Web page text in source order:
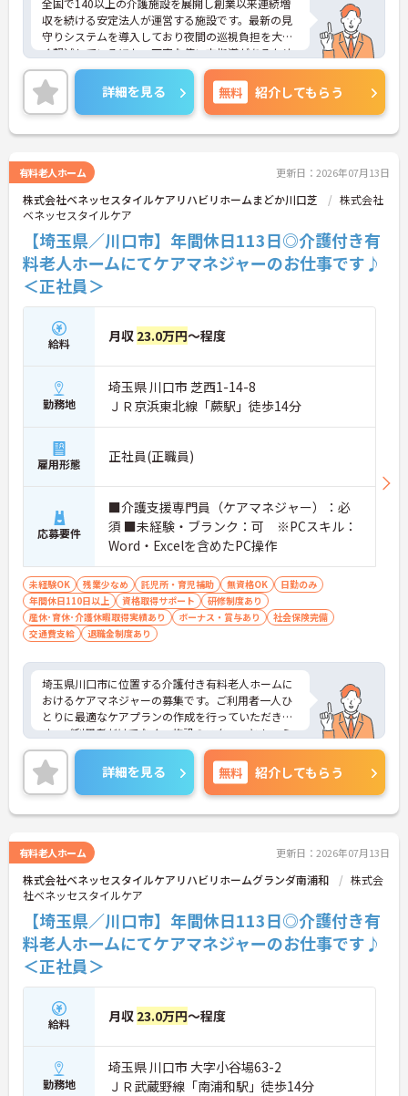
収を続ける安定法人が運営する施設です。最新の見
守りシステムを導入しており夜間の巡視負担を大き
く軽減しているほか、丁寧な使い方指導があるため
安心して業務を始められます。月平均残業10時間程
度、住宅手当や子供手当、1食300円の食事補助など
生活を支える福利厚生が大変充実しています。『ハ
タラクエール2023』の認証も取得しており、資格取
得支援や職種別研修制度を通じて着実なキャリアア
分に活かし、ご自身の生活も大切にしながら長期的
に活躍できるおすすめの環境です。
★おすすめPOINT★
【安定した経営基盤とキャリア支援】
・全国140以上の施設を展開し連続増収を続ける安
定法人が運営しています
・資格取得支援や職種別研修制度があり有資格者の
スキルアップを応援しています
しの良い環境です
【最新設備による負担軽減と働きやすさ】
・最新の見守りシステム導入により夜勤時の巡視の
手間を大きく軽減しています
・機器の導入にあたっては誰でも使いこなせるよう
丁寧な指導を実施しています
【生活を支える充実の福利厚生】
・住宅手当や子供手当などご家族の生活もサポート
する手当を完備しています
意しています
詳細を見る 無料 紹介してもらう
有料老人ホーム 更新日：2026年07月13日
株式会社ベネッセスタイルケアリハビリホームまどか川口芝
株式会社
ベネッセスタイルケア
【埼玉県／川口市】年間休日113日◎介護付き有
料老人ホームにてケアマネジャーのお仕事です♪
＜正社員＞
給料 月収 23.0万円～程度
勤務地
埼玉県 川口市 芝西1-14-8
ＪＲ京浜東北線「蕨駅」徒歩14分
雇用形態 正社員(正職員)
応募要件
■介護支援専門員（ケアマネジャー）：必
須 ■未経験・ブランク：可 ※PCスキル：
Word・Excelを含めたPC操作
未経験OK 残業少なめ 託児所・育児補助 無資格OK
日勤のみ
年間休日110日以上
資格取得サポート
研修制度あり
産休･育休･介護休暇取得実績あり
ボーナス・賞与あり
社会保険完備
交通費支給
退職金制度あり
埼玉県川口市に位置する介護付き有料老人ホームに
おけるケアマネジャーの募集です。ご利用者一人ひ
とりに最適なケアプランの作成を行っていただきま
す。ご利用者だけでなく、施設のスタッフともコミ
ュニケーションも円滑にとっていただける方を募集
しています。
年間休日113日もあり、プライベートを大切にしな
がらご勤務いただけます。また、福利厚生が充実し
ています。働きやすい環境が整っており、長くご勤
ご興味のある方には、面接対策ポイントなど、さら
に詳細をお話しいたしますのでお気軽にご相談くだ
さい！
詳細を見る 無料 紹介してもらう
有料老人ホーム 更新日：2026年07月13日
株式会社ベネッセスタイルケアリハビリホームグランダ南浦和
株式会
社ベネッセスタイルケア
【埼玉県／川口市】年間休日113日◎介護付き有
料老人ホームにてケアマネジャーのお仕事です♪
＜正社員＞
給料 月収 23.0万円～程度
勤務地
埼玉県 川口市 大字小谷場63-2
ＪＲ武蔵野線「南浦和駅」徒歩14分